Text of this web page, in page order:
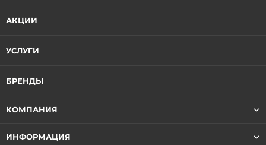
АКЦИИ
УСЛУГИ
БРЕНДЫ
КОМПАНИЯ
ИНФОРМАЦИЯ